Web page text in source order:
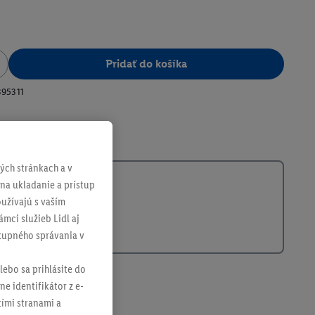
Pridať do košíka
stránkach a v
ukladanie a prístup
s vaším
služieb Lidl aj
správania v
sa prihlásite do
identifikátor z e-
stranami a